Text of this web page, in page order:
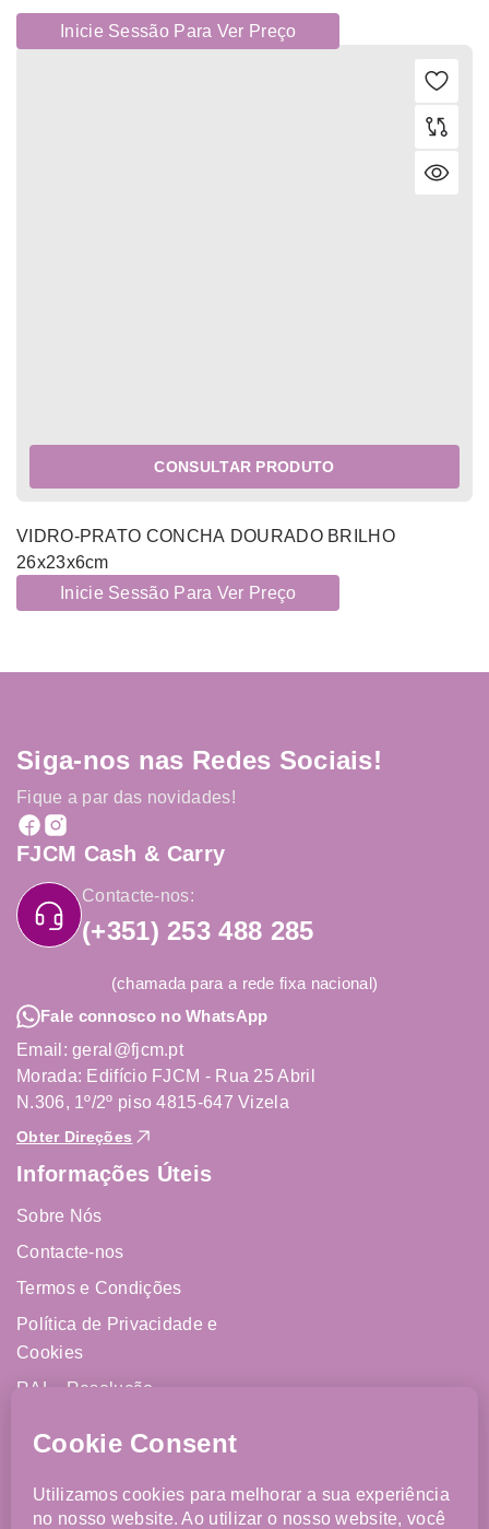
Inicie Sessão Para Ver Preço
CONSULTAR PRODUTO
VIDRO-PRATO CONCHA DOURADO BRILHO
26x23x6cm
Inicie Sessão Para Ver Preço
Siga-nos nas Redes Sociais!
Fique a par das novidades!
FJCM Cash & Carry
Contacte-nos:
(+351) 253 488 285
(chamada para a rede fixa nacional)
Fale connosco no WhatsApp
Email: geral@fjcm.pt
Morada: Edifício FJCM - Rua 25 Abril
N.306, 1º/2º piso 4815-647 Vizela
Obter Direções
Informações Úteis
Sobre Nós
Contacte-nos
Termos e Condições
Política de Privacidade e
Cookies
RAL - Resolução
Livro de Reclamações